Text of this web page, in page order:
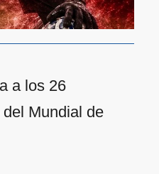
a los 26
Mundial de